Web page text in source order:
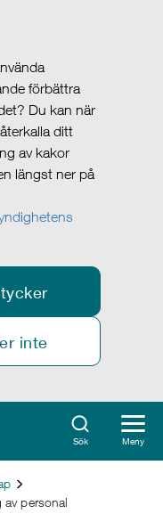
förbättra
Du kan när
ditt
av kakor
längst ner på
inte
Sök Meny
av personal